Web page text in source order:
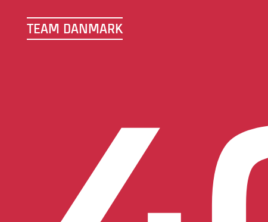
TEAM DANMARK
TEAM DANMARK